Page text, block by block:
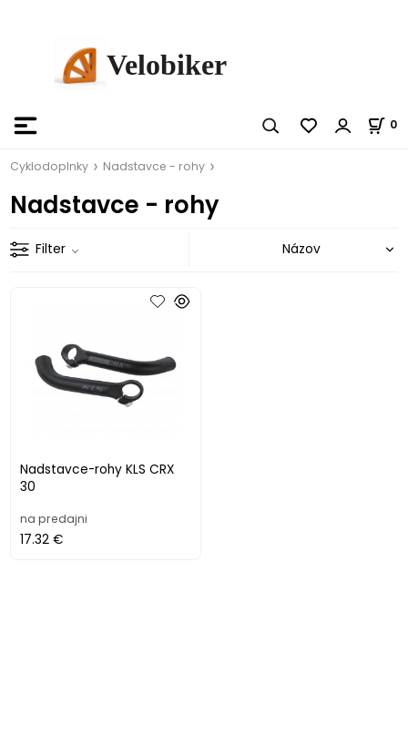
Velobiker
0
Cyklodoplnky Nadstavce - rohy
Nadstavce - rohy
Filter
Nadstavce-rohy KLS CRX
30
na predajni
17.32 €